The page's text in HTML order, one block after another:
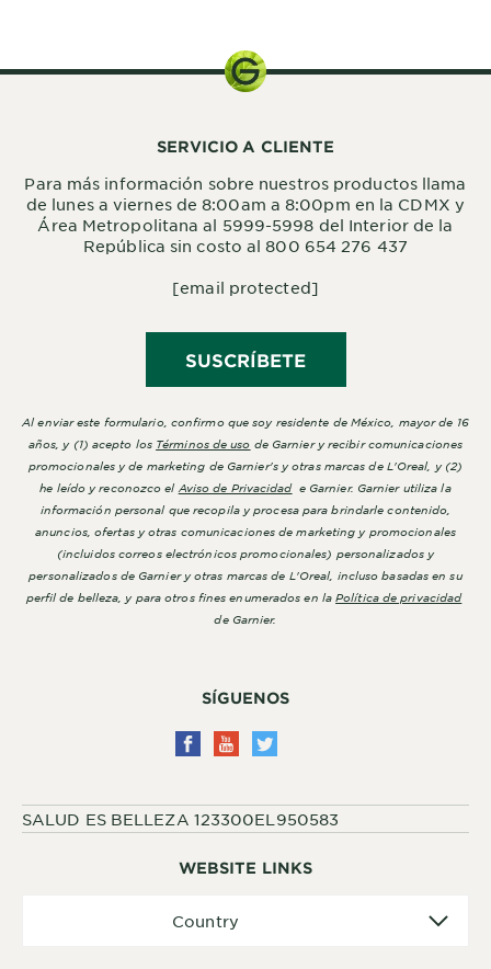
WEBSITE LINKS
Country
SÍGUENOS
SALUD ES BELLEZA 123300EL950583
SERVICIO A CLIENTE
Para más información sobre nuestros productos llama
de lunes a viernes de 8:00am a 8:00pm en la CDMX y
Área Metropolitana al 5999-5998 del Interior de la
República sin costo al 800 654 276 437
[email protected]
SUSCRÍBETE
Al enviar este formulario, confirmo que soy residente de México, mayor de 16
años, y (1) acepto los Términos de uso de Garnier y recibir comunicaciones
promocionales y de marketing de Garnier's y otras marcas de L'Oreal, y (2)
he leído y reconozco el Aviso de Privacidade Garnier. Garnier utiliza la
información personal que recopila y procesa para brindarle contenido,
anuncios, ofertas y otras comunicaciones de marketing y promocionales
(incluidos correos electrónicos promocionales) personalizados y
personalizados de Garnier y otras marcas de L'Oreal, incluso basadas en su
perfil de belleza, y para otros fines enumerados en laPolítica de privacidad
de Garnier.